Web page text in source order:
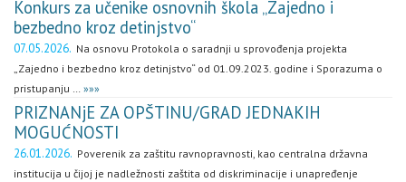
Konkurs za učenike osnovnih škola „Zajedno i
bezbedno kroz detinjstvo“
07.05.2026. Na osnovu Protokola o saradnji u sprovođenja projekta
„Zajedno i bezbedno kroz detinjstvo“ od 01.09.2023. godine i Sporazuma o
pristupanju … »»»
PRIZNANjE ZA OPŠTINU/GRAD JEDNAKIH
MOGUĆNOSTI
26.01.2026. Poverenik za zaštitu ravnopravnosti, kao centralna državna
institucija u čijoj je nadležnosti zaštita od diskriminacije i unapređenje